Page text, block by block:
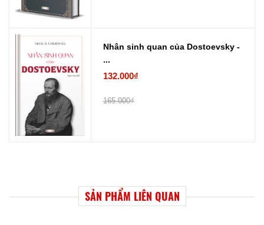
Nhân sinh quan của Dostoevsky -
...
132.000₫
165.000₫
SẢN PHẨM LIÊN QUAN